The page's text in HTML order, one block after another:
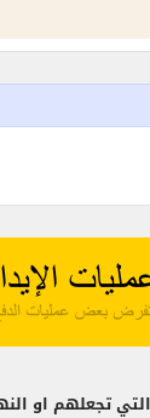
تجعلهم او